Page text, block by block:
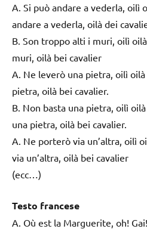
A. Si può andare a vederla, oilì
andare a vederla, oilà dei
B. Son troppo alti i muri, oilì
muri, oilà bei cavalier
A. Ne leverò una pietra, oilì
pietra, oilà bei cavalier.
B. Non basta una pietra, oilì
una pietra, oilà bei cavalier.
A. Ne porterò via un’altra, oilì
via un’altra, oilà bei cavalier
(ecc…)
Testo francese
A. Où est la Marguerite, oh!